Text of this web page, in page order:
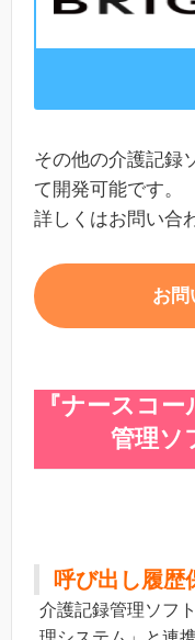
その他の介護記録
て開発可能です。
詳しくはお問い合
お問
『ナースコ
管理ソ
呼び出し履歴
介護記録管理ソフ